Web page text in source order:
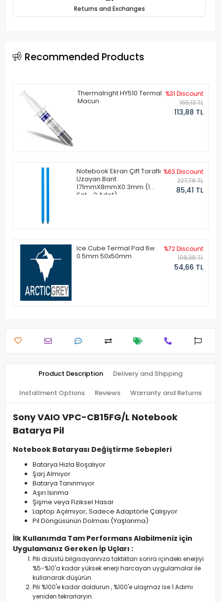
Returns and Exchanges
Recommended Products
Thermalright HY510 Termal
Macun
%31 Discount
165,13 TL
113,88 TL
Notebook Ekran Çift Taraflı
Uzayan Bant
171mmX8mmX0.3mm (1
Set - 2 Adet)
%63 Discount
227,76 TL
85,41 TL
Ice Cube Termal Pad 6w
0.5mm 50x50mm
%72 Discount
198,38 TL
54,66 TL
Product Description Delivery and Shipping
Installment Options Reviews Warranty and Returns
Sony VAIO VPC-CB15FG/L Notebook
Batarya Pil
Notebook Bataryası Değiştirme Sebepleri
Batarya Hızla Boşalıyor
Şarj Almıyor
Batarya Tanınmıyor
Aşırı Isınma
Şişme veya Fiziksel Hasar
Laptop Açılmıyor, Sadece Adaptörle Çalışıyor
Pil Döngüsünün Dolması (Yaşlanma)
İlk Kullanımda Tam Performans Alabilmeniz için
Uygulamanız Gereken İp Uçları :
Pili dizüstü bilgisayarınıza taktıktan sonra içindeki enerjiyi
%5-%10'a kadar yüksek enerji harcayan uygulamalar ile
kullanarak düşürün.
Pili %100'e kadar doldurun , %100'e ulaşmaz ise 1.Adımı
yeniden tekrarlaryın .